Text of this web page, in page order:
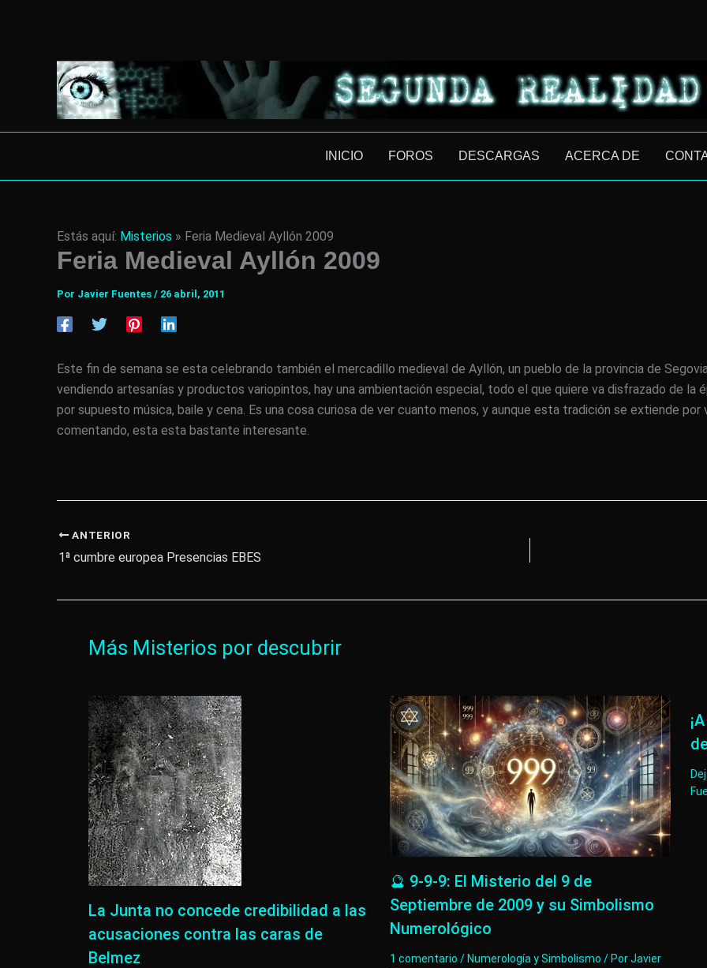
INICIO FOROS DESCARGAS ACERCA DE
Estás aquí: Misterios » Feria Medieval Ayllón 2009
Feria Medieval Ayllón 2009
Por Javier Fuentes / 26 abril, 2011
Este fin de semana se esta celebrando también el mercadillo medieval de Ayllón, un pueblo de la provincia de
vendiendo artesanías y productos variopintos, hay una ambientación especial, todo el que quiere va disfrazado de la
por supuesto música, baile y cena. Es una cosa curiosa de ver cuanto menos, y aunque esta tradición se extiende
comentando, esta esta bastante interesante.
ANTERIOR
1ª cumbre europea Presencias EBES
Más Misterios por descubrir
La Junta no concede credibilidad a las
acusaciones contra las caras de
Belmez
🔮 9-9-9: El Misterio del 9 de
Septiembre de 2009 y su Simbolismo
Numerológico
1 comentario / Numerología y Simbolismo / PorJavier